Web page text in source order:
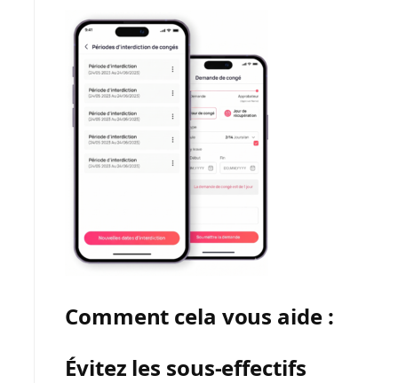
Comment cela vous aide :
Évitez les sous-effectifs